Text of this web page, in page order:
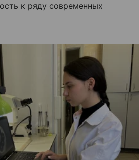
к ряду современных